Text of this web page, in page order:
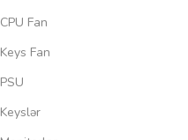
CPU Fan
Keys Fan
PSU
Keyslər